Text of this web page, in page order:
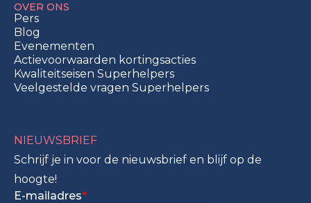
OVER ONS
Pers
Blog
Evenementen
Actievoorwaarden kortingsacties
Kwaliteitseisen Superhelpers
Veelgestelde vragen Superhelpers
NIEUWSBRIEF
Schrijf je in voor de nieuwsbrief en blijf op de
hoogte!